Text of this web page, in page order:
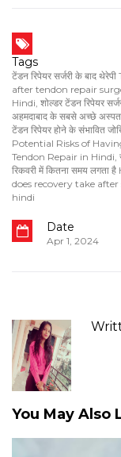
Tags
टेंडन रिपेयर सर्जरी के बाद
after tendon repair
Hindi, शोल्डर टेंडन रिपेयर
अहमदाबाद के सबसे अच्छे
टेंडन रिपेयर होने के संभावित
Potential Risks of
Tendon Repair in Hindi,
रिकवरी में कितना समय लगता
does recovery take
hindi
Date
Apr 1, 2024
You May Also